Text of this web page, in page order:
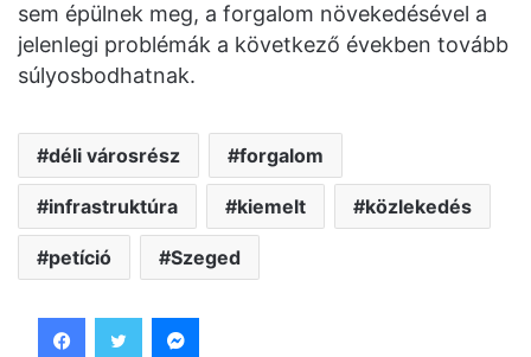
sem épülnek meg, a forgalom növekedésével a
jelenlegi problémák a következő években tovább
súlyosbodhatnak.
déli városrész forgalom
infrastruktúra kiemelt közlekedés
petíció Szeged